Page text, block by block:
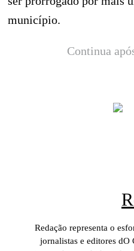
município.
Continua
Redação representa o
jornalistas e editores dO